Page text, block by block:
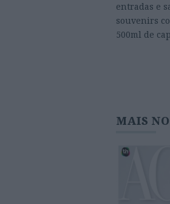
entradas e
souvenirs
500ml de
MAIS